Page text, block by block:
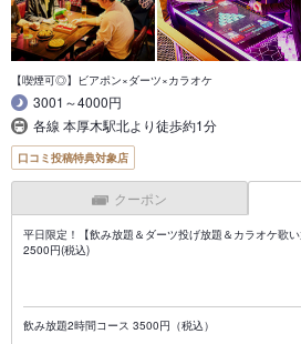
【喫煙可◎】ビアポン×ダーツ×カラオケ
3001～4000円
各線 本厚木駅北より徒歩約1分
口コミ投稿特典対象店
クーポン
平日限定！【飲み放題＆ダーツ投げ放題＆カラオケ歌
2500円(税込)
飲み放題2時間コース 3500円（税込）